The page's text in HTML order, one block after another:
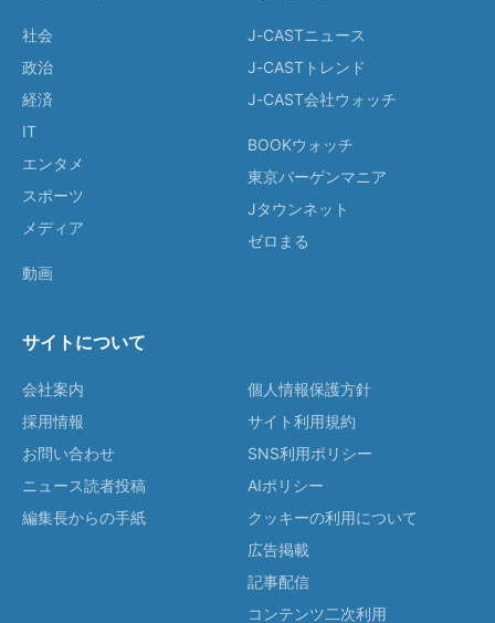
社会
政治
経済
IT
エンタメ
スポーツ
メディア
動画
J-CASTニュース
J-CASTトレンド
J-CAST会社ウォッチ
BOOKウォッチ
東京バーゲンマニア
Jタウンネット
ゼロまる
サイトについて
会社案内
採用情報
お問い合わせ
ニュース読者投稿
編集長からの手紙
個人情報保護方針
サイト利用規約
SNS利用ポリシー
AIポリシー
クッキーの利用について
広告掲載
記事配信
コンテンツ二次利用